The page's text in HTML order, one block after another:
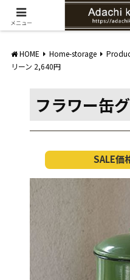
愛知県みよし市の工務店。自然素
HOME Home-storage
リーン 2,640円
フラワー缶
SALE価
メニュー